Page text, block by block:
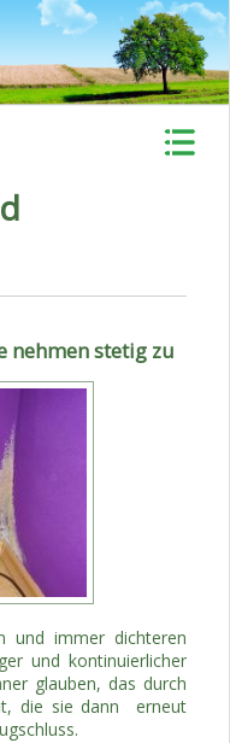
nehmen stetig zu
und immer dichteren
und kontinuierlicher
glauben, das durch
die sie dann erneut